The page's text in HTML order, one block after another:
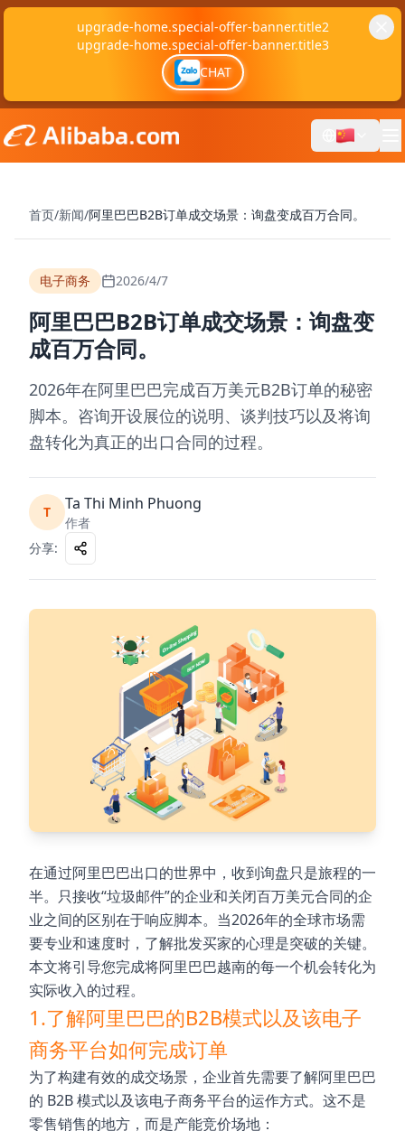
upgrade-home.special-offer-banner.title2
upgrade-home.special-offer-banner.title3
CHAT
首页/新闻/阿里巴巴B2B订单成交场景：询盘变成百万合同。
电子商务 2026/4/7
阿里巴巴B2B订单成交场景：询盘变
成百万合同。
2026年在阿里巴巴完成百万美元B2B订单的秘密
脚本。咨询开设展位的说明、谈判技巧以及将询
盘转化为真正的出口合同的过程。
T Ta Thi Minh Phuong
作者
分享:
在通过阿里巴巴出口的世界中，收到询盘只是旅程的一
半。只接收“垃圾邮件”的企业和关闭百万美元合同的企
业之间的区别在于响应脚本。当2026年的全球市场需
要专业和速度时，了解批发买家的心理是突破的关键。
本文将引导您完成将阿里巴巴越南的每一个机会转化为
实际收入的过程。
1.了解阿里巴巴的B2B模式以及该电子
商务平台如何完成订单
为了构建有效的成交场景，企业首先需要了解阿里巴巴
的 B2B 模式以及该电子商务平台的运作方式。这不是
零售销售的地方，而是产能竞价场地：